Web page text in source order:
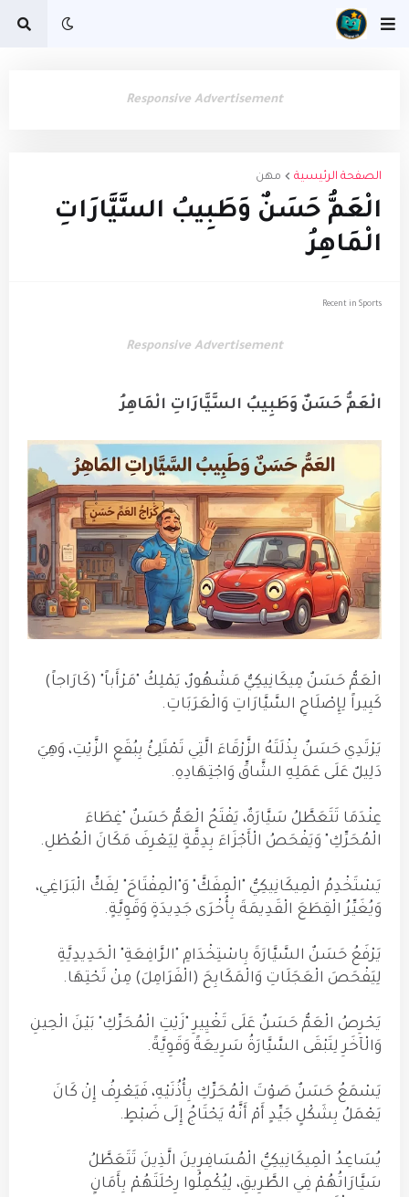
Responsive Advertisement
الصفحة الرئيسية مهن
الْعَمُّ حَسَنٌ وَطَبِيبُ السَّيَّارَاتِ
الْمَاهِرُ
Recent in Sports
Responsive Advertisement
الْعَمُّ حَسَنٌ وَطَبِيبُ السَّيَّارَاتِ الْمَاهِرُ
الْعَمُّ حَسَنٌ مِيكَانِيكِيٌّ مَشْهُورٌ، يَمْلِكُ "مَرْأَباً" (كَارَاجاً)
كَبِيراً لِإِصْلَاحِ السَّيَّارَاتِ وَالْعَرَبَاتِ.
يَرْتَدِي حَسَنٌ بِذْلَتَهُ الزَّرْقَاءَ الَّتِي تَمْتَلِئُ بِبُقَعِ الزَّيْتِ، وَهِيَ
دَلِيلٌ عَلَى عَمَلِهِ الشَّاقِّ وَاجْتِهَادِهِ.
عِنْدَمَا تَتَعَطَّلُ سَيَّارَةٌ، يَفْتَحُ الْعَمُّ حَسَنٌ "غِطَاءَ
الْمُحَرِّكِ" وَيَفْحَصُ الْأَجْزَاءَ بِدِقَّةٍ لِيَعْرِفَ مَكَانَ الْعُطْلِ.
يَسْتَخْدِمُ الْمِيكَانِيكِيُّ "الْمِفَكَّ" وَ"الْمِفْتَاحَ" لِفَكِّ الْبَرَاغِي،
وَيُغَيِّرُ الْقِطَعَ الْقَدِيمَةَ بِأُخْرَى جَدِيدَةٍ وَقَوِيَّةٍ.
يَرْفَعُ حَسَنٌ السَّيَّارَةَ بِاسْتِخْدَامِ "الرَّافِعَةِ" الْحَدِيدِيَّةِ
لِيَفْحَصَ الْعَجَلَاتِ وَالْمَكَابِحَ (الْفَرَامِلَ) مِنْ تَحْتِهَا.
يَحْرِصُ الْعَمُّ حَسَنٌ عَلَى تَغْيِيرِ "زَيْتِ الْمُحَرِّكِ" بَيْنَ الْحِينِ
وَالْآخَرِ لِتَبْقَى السَّيَّارَةُ سَرِيعَةً وَقَوِيَّةً.
يَسْمَعُ حَسَنٌ صَوْتَ الْمُحَرِّكِ بِأُذُنَيْهِ، فَيَعْرِفُ إِنْ كَانَ
يَعْمَلُ بِشَكْلٍ جَيِّدٍ أَمْ أَنَّهُ يَحْتَاجُ إِلَى ضَبْطٍ.
يُسَاعِدُ الْمِيكَانِيكِيُّ الْمُسَافِرِينَ الَّذِينَ تَتَعَطَّلُ
سَيَّارَاتُهُمْ فِي الطَّرِيقِ، لِيُكْمِلُوا رِحْلَتَهُمْ بِأَمَانٍ